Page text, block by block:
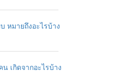
หมายถึงอะไรบ้าง
เกิดจากอะไรบ้าง